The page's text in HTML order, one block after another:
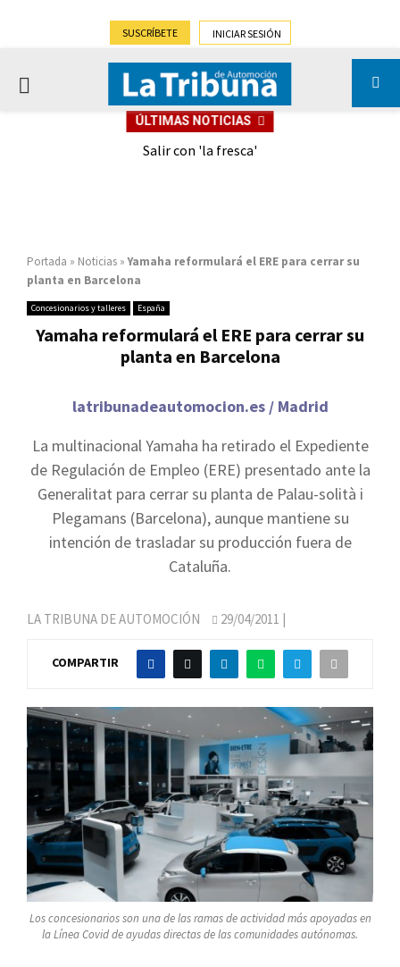
SUSCRÍBETE INICIAR SESIÓN
PRIMARY
ÚLTIMAS NOTICIAS
Salir con 'la fresca'
Portada » Noticias »Yamaha reformulará el ERE para cerrar su
planta en Barcelona
Concesionarios y talleres España
Yamaha reformulará el ERE para cerrar su
planta en Barcelona
latribunadeautomocion.es / Madrid
La multinacional Yamaha ha retirado el Expediente
de Regulación de Empleo (ERE) presentado ante la
Generalitat para cerrar su planta de Palau-solità i
Plegamans (Barcelona), aunque mantiene su
intención de trasladar su producción fuera de
Cataluña.
LA TRIBUNA DE AUTOMOCIÓN 29/04/2011 |
COMPARTIR
Los concesionarios son una de las ramas de actividad más apoyadas en
la Línea Covid de ayudas directas de las comunidades autónomas.